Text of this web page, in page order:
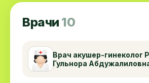
Врачи 10
Врач акушер-гинеколог
Гульнора